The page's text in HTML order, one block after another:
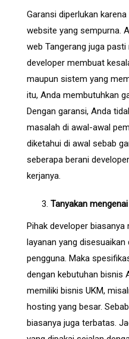
Garansi diperlukan
website yang sempurna.
web Tangerang juga
developer membuat
maupun sistem yang
itu, Anda membutuhkan
Dengan garansi, Anda
masalah di awal-awal
diketahui di awal sebab
seberapa berani
kerjanya.
Tanyakan
Pihak developer
layanan yang
pengguna. Maka
dengan kebutuhan bisnis
memiliki bisnis UKM,
hosting yang besar.
biasanya juga terbatas.